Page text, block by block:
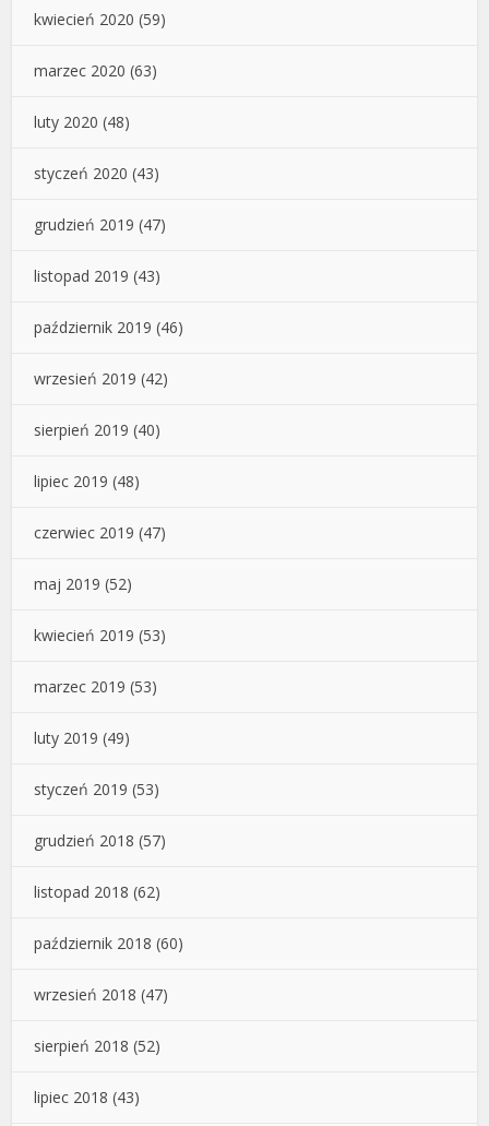
kwiecień 2020 (59)
marzec 2020 (63)
luty 2020 (48)
styczeń 2020 (43)
grudzień 2019 (47)
listopad 2019 (43)
październik 2019 (46)
wrzesień 2019 (42)
sierpień 2019 (40)
lipiec 2019 (48)
czerwiec 2019 (47)
maj 2019 (52)
kwiecień 2019 (53)
marzec 2019 (53)
luty 2019 (49)
styczeń 2019 (53)
grudzień 2018 (57)
listopad 2018 (62)
październik 2018 (60)
wrzesień 2018 (47)
sierpień 2018 (52)
lipiec 2018 (43)